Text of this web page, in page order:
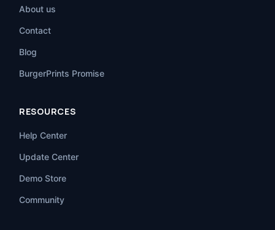
About us
Contact
Blog
BurgerPrints Promise
RESOURCES
Help Center
Update Center
Demo Store
Community